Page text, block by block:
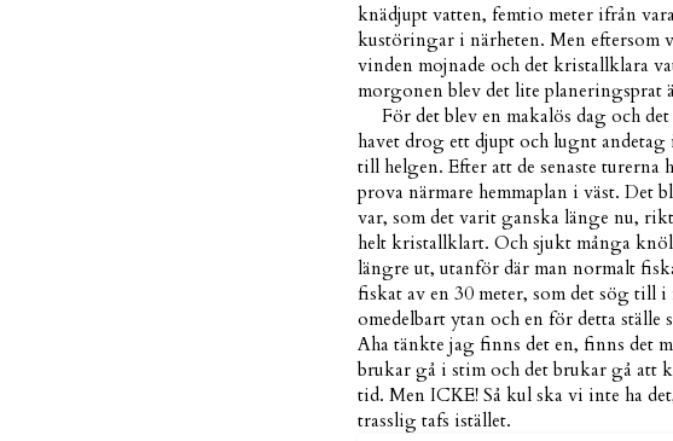
knädjupt vatten, femtio meter ifrån
kustöringar i närheten. Men eftersom
vinden mojnade och det kristallklara
morgonen blev det lite planeringsprat
För det blev en makalös dag och
havet drog ett djupt och lugnt
till helgen. Efter att de senaste turerna
prova närmare hemmaplan i väst. Det
var, som det varit ganska länge nu,
helt kristallklart. Och sjukt många
längre ut, utanför där man normalt
fiskat av en 30 meter, som det sög
omedelbart ytan och en för detta
Aha tänkte jag finns det en, finns det
brukar gå i stim och det brukar gå att
tid. Men ICKE! Så kul ska vi inte ha
trasslig tafs istället.